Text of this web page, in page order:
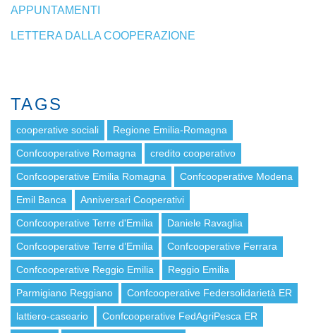
APPUNTAMENTI
LETTERA DALLA COOPERAZIONE
TAGS
cooperative sociali Regione Emilia-Romagna
Confcooperative Romagna credito cooperativo
Confcooperative Emilia Romagna Confcooperative Modena
Emil Banca Anniversari Cooperativi
Confcooperative Terre d'Emilia Daniele Ravaglia
Confcooperative Terre d’Emilia Confcooperative Ferrara
Confcooperative Reggio Emilia Reggio Emilia
Parmigiano Reggiano Confcooperative Federsolidarietà ER
lattiero-caseario Confcooperative FedAgriPesca ER